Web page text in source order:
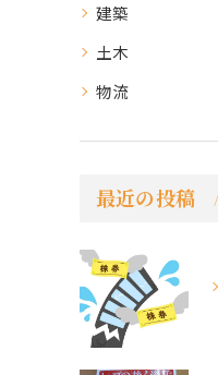
建築
土木
物流
最近の投稿